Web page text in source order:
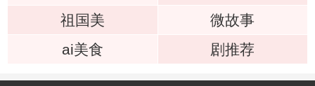
祖国美
微故事
ai美食
剧推荐